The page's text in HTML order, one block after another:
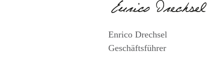
Enrico Drechsel
Geschäftsführer